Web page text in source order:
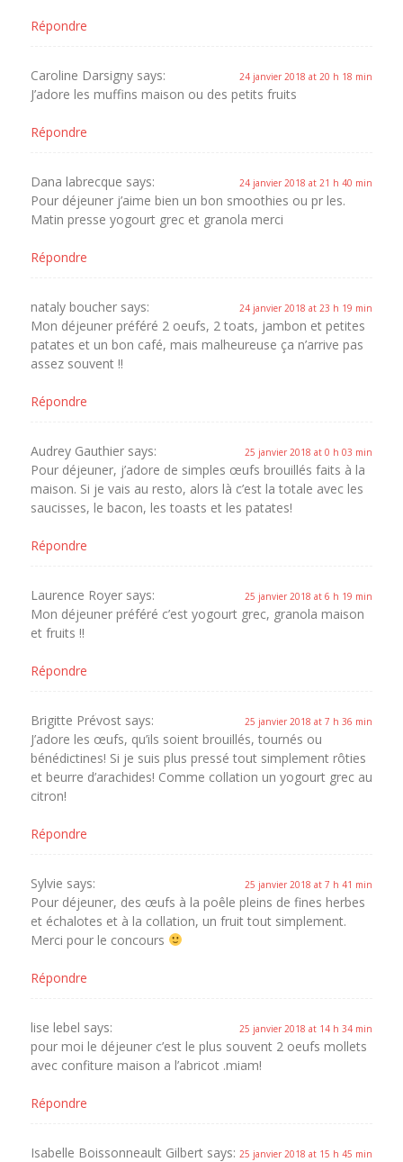
Répondre
Caroline Darsigny says: 24 janvier 2018 at 20 h 18 min
J’adore les muffins maison ou des petits fruits
Répondre
Dana labrecque says: 24 janvier 2018 at 21 h 40 min
Pour déjeuner j’aime bien un bon smoothies ou pr les.
Matin presse yogourt grec et granola merci
Répondre
nataly boucher says: 24 janvier 2018 at 23 h 19 min
Mon déjeuner préféré 2 oeufs, 2 toats, jambon et petites
patates et un bon café, mais malheureuse ça n’arrive pas
assez souvent !!
Répondre
Audrey Gauthier says: 25 janvier 2018 at 0 h 03 min
Pour déjeuner, j’adore de simples œufs brouillés faits à la
maison. Si je vais au resto, alors là c’est la totale avec les
saucisses, le bacon, les toasts et les patates!
Répondre
Laurence Royer says: 25 janvier 2018 at 6 h 19 min
Mon déjeuner préféré c’est yogourt grec, granola maison
et fruits !!
Répondre
Brigitte Prévost says: 25 janvier 2018 at 7 h 36 min
J’adore les œufs, qu’ils soient brouillés, tournés ou
bénédictines! Si je suis plus pressé tout simplement rôties
et beurre d’arachides! Comme collation un yogourt grec au
citron!
Répondre
Sylvie says: 25 janvier 2018 at 7 h 41 min
Pour déjeuner, des œufs à la poêle pleins de fines herbes
et échalotes et à la collation, un fruit tout simplement.
Merci pour le concours
Répondre
lise lebel says: 25 janvier 2018 at 14 h 34 min
pour moi le déjeuner c’est le plus souvent 2 oeufs mollets
avec confiture maison a l’abricot .miam!
Répondre
Isabelle Boissonneault Gilbert says: 25 janvier 2018 at 15 h 45 min